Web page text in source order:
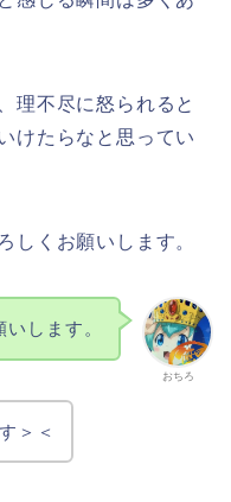
理不尽に怒られると
けたらなと思ってい
しくお願いします。
おちろ
します。
＞＜